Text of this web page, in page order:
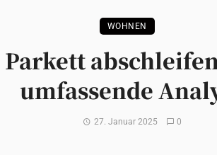
WOHNEN
Parkett
umfassende
27. Januar 2025 0